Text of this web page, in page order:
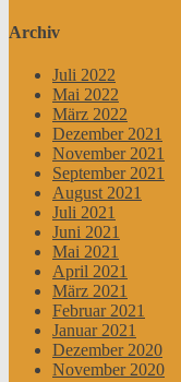
Archiv
Juli 2022
Mai 2022
März 2022
Dezember 2021
November 2021
September 2021
August 2021
Juli 2021
Juni 2021
Mai 2021
April 2021
März 2021
Februar 2021
Januar 2021
Dezember 2020
November 2020